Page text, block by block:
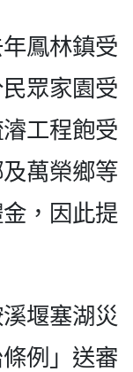
鳳林鎮受
眾家園受
工程飽受
萬榮鄉等
，因此提
堰塞湖災
例」送審